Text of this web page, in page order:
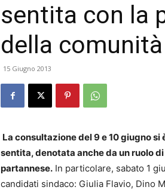
sentita con la
della
15 Giugno 2013
La consultazione del 9 e 10 giugno
sentita, denotata anche da un ruolo
partannese. In particolare, sabato 1
candidati sindaco: Giulia Flavio, Dino